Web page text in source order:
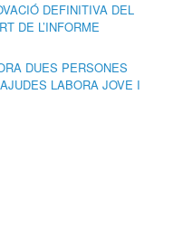
DEFINITIVA DEL
DE L’INFORME
DUES PERSONES
LABORA JOVE I